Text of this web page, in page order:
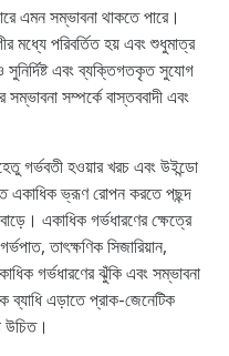
এমন সম্ভাবনা থাকতে পারে।
মধ্যে পরিবর্তিত হয় এবং শুধুমাত্র
এবং ব্যক্তিগতকৃত সুযোগ
সম্পর্কে বাস্তববাদী এবং
গর্ভবতী হওয়ার খরচ এবং উইন্ডো
একাধিক ভ্রূণ রোপন করতে পছন্দ
একাধিক গর্ভধারণের ক্ষেত্রে
তাৎক্ষণিক সিজারিয়ান,
গর্ভধারণের ঝুঁকি এবং সম্ভাবনা
ব্যাধি এড়াতে প্রাক-জেনেটিক
উচিত।